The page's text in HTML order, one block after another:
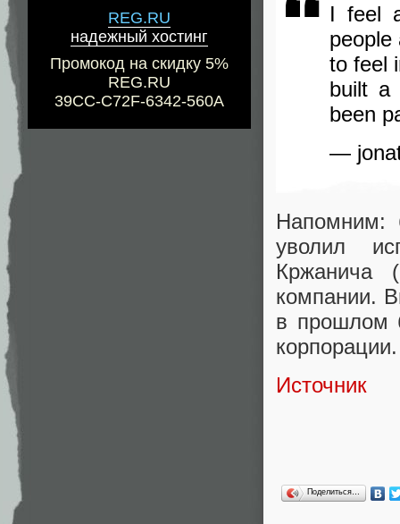
REG.RU
надежный хостинг
Промокод на скидку 5%
REG.RU
39CC-C72F-6342-560A
I feel
people
to feel
built a
been
—
Напомним:
уволил
Кржанича
компании.
в прошлом
корпорации.
Источник
Поделиться…